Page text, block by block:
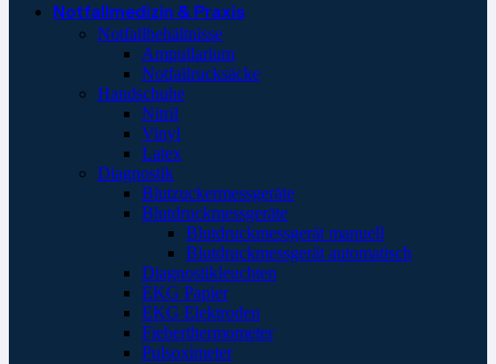
Notfallmedizin & Praxis
Notfallbehältnisse
Ampullarium
Notfallrucksäcke
Handschuhe
Nitril
Vinyl
Latex
Diagnostik
Blutzuckermessgeräte
Blutdruckmessgeräte
Blutdruckmessgerät manuell
Blutdruckmessgerät automatisch
Diagnostikleuchten
EKG Papier
EKG Elektroden
Fieberthermometer
Pulsoximeter